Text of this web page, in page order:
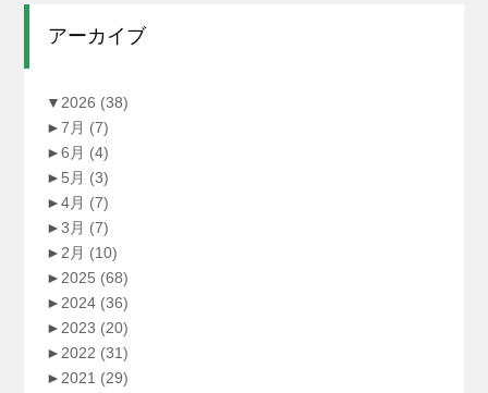
アーカイブ
▼2026 (38)
►7月 (7)
►6月 (4)
► 5月 (3)
►4月 (7)
►3月 (7)
►2月 (10)
►2025 (68)
►2024 (36)
►2023 (20)
►2022 (31)
►2021 (29)